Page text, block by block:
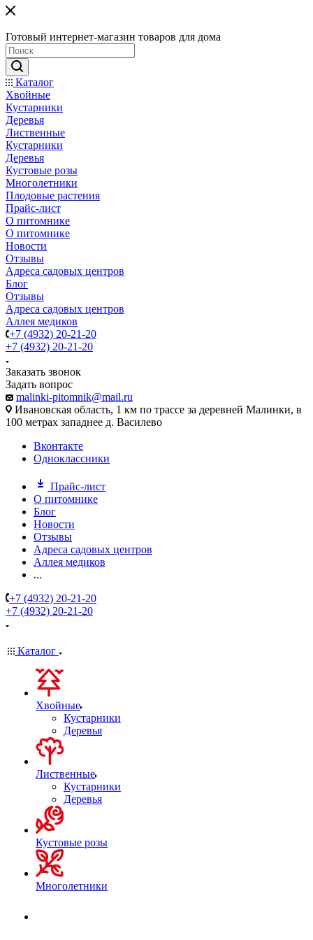
Готовый интернет-магазин товаров для дома
Каталог
Хвойные
Кустарники
Деревья
Лиственные
Кустарники
Деревья
Кустовые розы
Многолетники
Плодовые растения
Прайс-лист
О питомнике
О питомнике
Новости
Отзывы
Адреса садовых центров
Блог
Отзывы
Адреса садовых центров
Аллея медиков
+7 (4932) 20-21-20
+7 (4932) 20-21-20
Заказать звонок
Задать вопрос
malinki-pitomnik@mail.ru
Ивановская область, 1 км по трассе за деревней Малинки, в
100 метрах западнее д. Василево
Вконтакте
Одноклассники
Прайс-лист
О питомнике
Блог
Новости
Отзывы
Адреса садовых центров
Аллея медиков
...
+7 (4932) 20-21-20
+7 (4932) 20-21-20
Каталог
Хвойные
Кустарники
Деревья
Лиственные
Кустарники
Деревья
Кустовые розы
Многолетники